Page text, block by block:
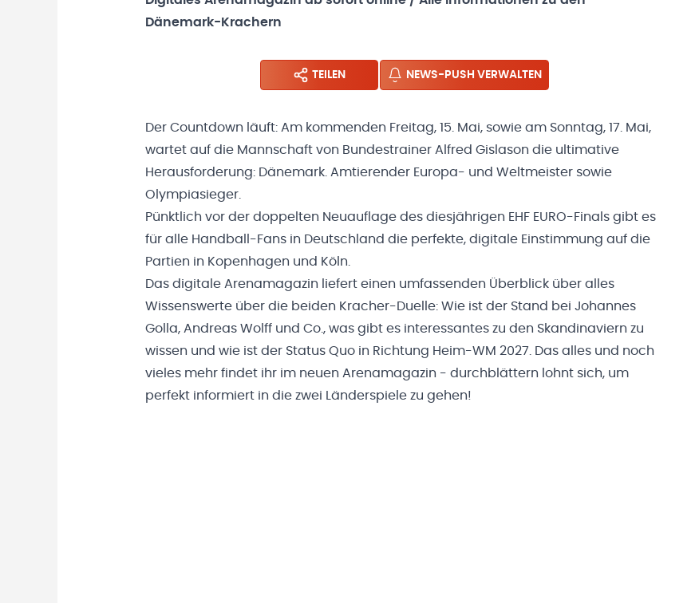
Dänemark-Krachern
TEILEN NEWS-PUSH VERWALTEN
Der Countdown läuft: Am kommenden Freitag, 15. Mai, sowie am Sonntag, 17. Mai,
wartet auf die Mannschaft von Bundestrainer Alfred Gislason die ultimative
Herausforderung: Dänemark. Amtierender Europa- und Weltmeister sowie
Olympiasieger.
Pünktlich vor der doppelten Neuauflage des diesjährigen EHF EURO-Finals gibt es
für alle Handball-Fans in Deutschland die perfekte, digitale Einstimmung auf die
Partien in Kopenhagen und Köln.
Das digitale Arenamagazin liefert einen umfassenden Überblick über alles
Wissenswerte über die beiden Kracher-Duelle: Wie ist der Stand bei Johannes
Golla, Andreas Wolff und Co., was gibt es interessantes zu den Skandinaviern zu
wissen und wie ist der Status Quo in Richtung Heim-WM 2027. Das alles und noch
vieles mehr findet ihr im neuen Arenamagazin - durchblättern lohnt sich, um
perfekt informiert in die zwei Länderspiele zu gehen!